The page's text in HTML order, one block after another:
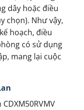
dây hoặc điều
chọn). Như vậy,
hoạch, điều
có sử dụng
mang lại cuộc